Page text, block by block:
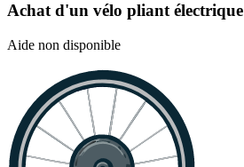
Achat d'un vélo pliant électrique
Aide non disponible